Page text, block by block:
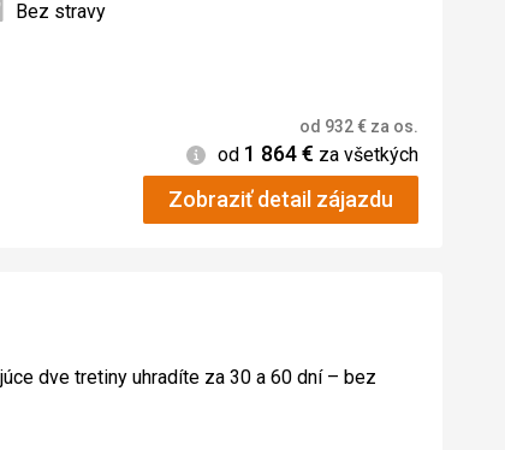
Bez stravy
od 932€ za os.
Informácie
od 1 864€ za všetkých
Zobraziť detail zájazdu
dve tretiny uhradíte za 30 a 60 dní – bez